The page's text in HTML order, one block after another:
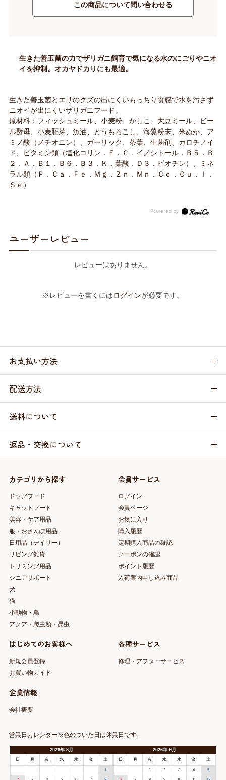
この商品について問い合わせる
生きた善玉菌の力でザリガニ飼育で気になる水のにごりやニオ
イを抑制。オカヤドカリにも最適。
生きた善玉菌とエサのクズの出にくいもっちり食感で水を汚さず
ニオイが出にくいザリガニフード。
原材料：フィッシュミール、小麦粉、かしこ、大豆ミール、ビー
ル酵母、小麦胚芽、魚油、とうもろこし、海藻粉末、米ぬか、ア
ミノ酸（メチオニン）、ガーリック、茶葉、生菌剤、カロチノイ
ド、ビタミン類（塩化コリン．Ｅ．Ｃ．イノシトール．Ｂ５．Ｂ
２．Ａ．Ｂ１．Ｂ６．Ｂ３．Ｋ．葉酸．Ｄ３．ビオチン）、ミネ
ラル類（Ｐ．Ｃａ．Ｆｅ．Ｍｇ．Ｚｎ．Ｍｎ．Ｃｏ．Ｃｕ．Ｉ．
Ｓｅ）
ユーザーレビュー
レビューはありません。
※レビューを書くにはログインが必要です。
お支払い方法
配送方法
送料について
返品・交換について
カテゴリから探す
ドッグフード
キャットフード
美容・ケア用品
服・おさんぽ用品
日用品（デイリー）
リビング雑貨
トリミング用品
シニアサポート
犬
猫
小動物・鳥
アクア・爬虫類・昆虫
会員サービス
ログイン
会員ページ
お気に入り
購入履歴
定期購入商品の確認
クーポンの確認
ポイント履歴
入荷案内申し込み商品
はじめてのお客様へ
新規会員登録
お買い物ガイド
各種サービス
修理・アフターサービス
企業情報
会社概要
営業日カレンダー※色のついた日は休業日です。
2026年 8月
日 月 火 水 木 金 土
1
2026年9月
日 月 火 水 木 金 土
1 2 3 4 5